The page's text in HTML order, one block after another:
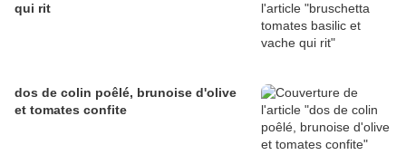
qui rit
dos de colin poêlé, brunoise d'olive
et tomates confite